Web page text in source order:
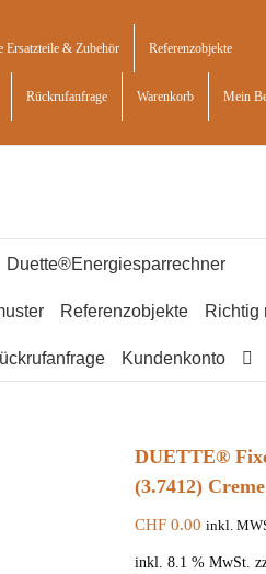
Ersatzteile & Zubehör Referenzobjekte
Rückrufanfrage Warenkorb Mein
Duette®Energiesparrechner
Referenzobjekte Richtig
Kundenkonto
DUETTE®
(3.7412) Creme
CHF0.00 inkl.
inkl. 8.1 % MwSt.